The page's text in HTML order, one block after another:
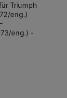
Triumph
eng.)
eng.) -